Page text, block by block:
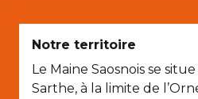
Notre territoire
Le Maine Saosnois se
Sarthe, à la limite de